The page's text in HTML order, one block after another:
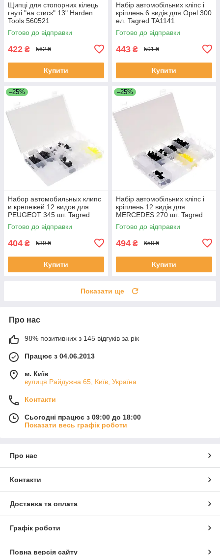
Щипці для стопорних кілець
гнуті "на стиск" 13" Harden
Tools 560521
Готово до відправки
422 ₴ 562 ₴
Купити
Набір автомобільних кліпс і
кріплень 6 видів для Opel 300
ел. Tagred TA1141
Готово до відправки
443 ₴ 591 ₴
Купити
–25%
Набор автомобильных клипс
и крепежей 12 видов для
PEUGEOT 345 шт. Tagred
TA1142
Готово до відправки
404 ₴ 539 ₴
Купити
–25%
Набір автомобільних кліпс і
кріплень 12 видів для
MERCEDES 270 шт. Tagred
TA1148
Готово до відправки
494 ₴ 658 ₴
Купити
Показати ще
Про нас
98% позитивних з 145 відгуків за рік
Працює з 04.06.2013
м. Київ
вулиця Райдужна 65, Київ, Україна
Контакти
Сьогодні працює з 09:00 до 18:00
Показати весь графік роботи
Про нас
Контакти
Доставка та оплата
Графік роботи
Повна версія сайту